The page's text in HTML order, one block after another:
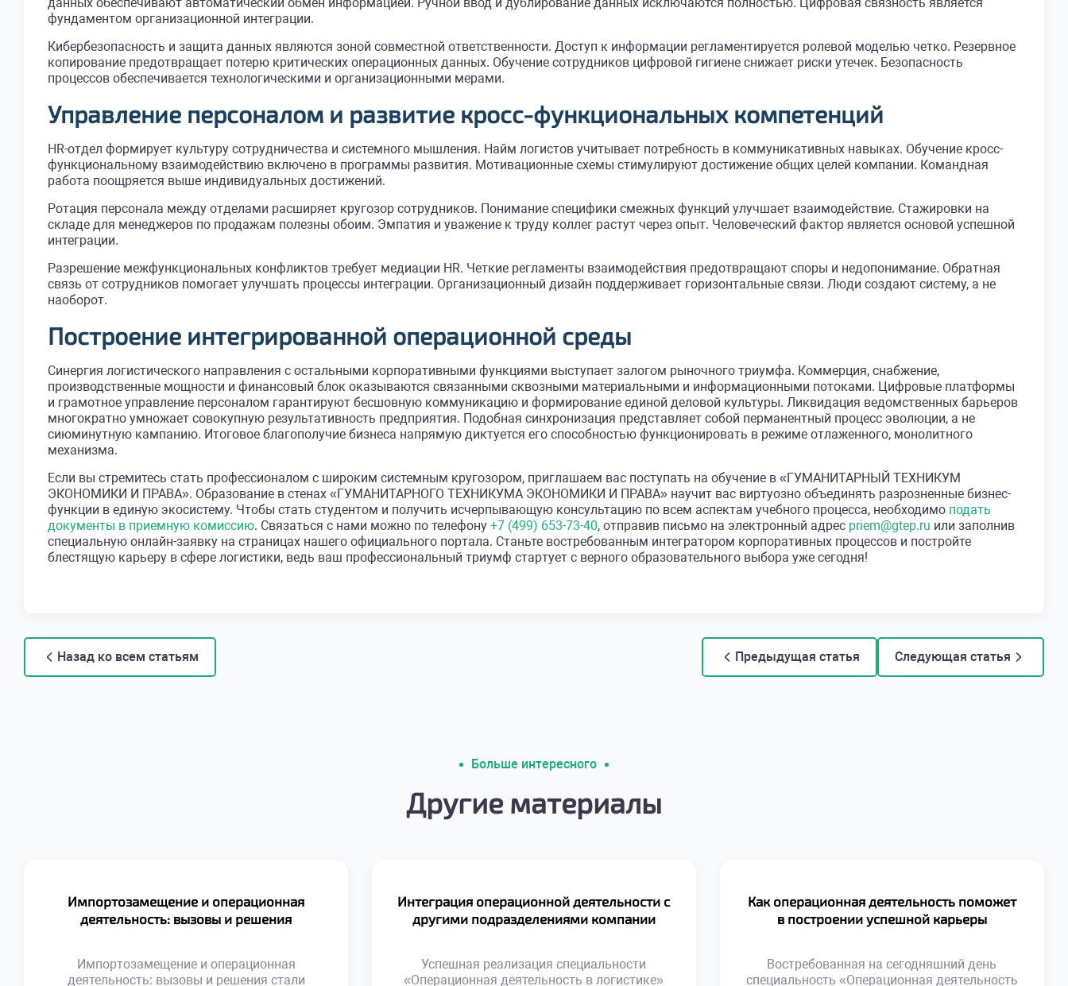
фундаментом организационной интеграции.
Кибербезопасность и защита данных являются зоной совместной ответственности. Доступ к информации регламентируется ролевой моделью четко. Резервное
копирование предотвращает потерю критических операционных данных. Обучение сотрудников цифровой гигиене снижает риски утечек. Безопасность
процессов обеспечивается технологическими и организационными мерами.
Управление персоналом и развитие кросс-функциональных компетенций
HR-отдел формирует культуру сотрудничества и системного мышления. Найм логистов учитывает потребность в коммуникативных навыках. Обучение кросс-
функциональному взаимодействию включено в программы развития. Мотивационные схемы стимулируют достижение общих целей компании. Командная
работа поощряется выше индивидуальных достижений.
Ротация персонала между отделами расширяет кругозор сотрудников. Понимание специфики смежных функций улучшает взаимодействие. Стажировки на
складе для менеджеров по продажам полезны обоим. Эмпатия и уважение к труду коллег растут через опыт. Человеческий фактор является основой успешной
интеграции.
Разрешение межфункциональных конфликтов требует медиации HR. Четкие регламенты взаимодействия предотвращают споры и недопонимание. Обратная
связь от сотрудников помогает улучшать процессы интеграции. Организационный дизайн поддерживает горизонтальные связи. Люди создают систему, а не
наоборот.
Построение интегрированной операционной среды
Синергия логистического направления с остальными корпоративными функциями выступает залогом рыночного триумфа. Коммерция, снабжение,
производственные мощности и финансовый блок оказываются связанными сквозными материальными и информационными потоками. Цифровые платформы
и грамотное управление персоналом гарантируют бесшовную коммуникацию и формирование единой деловой культуры. Ликвидация ведомственных барьеров
многократно умножает совокупную результативность предприятия. Подобная синхронизация представляет собой перманентный процесс эволюции, а не
сиюминутную кампанию. Итоговое благополучие бизнеса напрямую диктуется его способностью функционировать в режиме отлаженного, монолитного
механизма.
Если вы стремитесь стать профессионалом с широким системным кругозором, приглашаем вас поступать на обучение в «ГУМАНИТАРНЫЙ ТЕХНИКУМ
ЭКОНОМИКИ И ПРАВА». Образование в стенах «ГУМАНИТАРНОГО ТЕХНИКУМА ЭКОНОМИКИ И ПРАВА» научит вас виртуозно объединять разрозненные бизнес-
функции в единую экосистему. Чтобы стать студентом и получить исчерпывающую консультацию по всем аспектам учебного процесса, необходимо подать
документы в приемную комиссию. Связаться с нами можно по телефону +7 (499) 653-73-40, отправив письмо на электронный адрес priem@gtep.ru или заполнив
специальную онлайн-заявку на страницах нашего официального портала. Станьте востребованным интегратором корпоративных процессов и постройте
блестящую карьеру в сфере логистики, ведь ваш профессиональный триумф стартует с верного образовательного выбора уже сегодня!
Назад ко всем статьям Предыдущая статья Следующая статья
Больше интересного
Другие материалы
Импортозамещение и операционная
деятельность: вызовы и решения
Импортозамещение и операционная
деятельность: вызовы и решения стали
Интеграция операционной деятельности с
другими подразделениями компании
Успешная реализация специальности
«Операционная деятельность в логистике»
Как операционная деятельность поможет
в построении успешной карьеры
Востребованная на сегодняшний день
специальность «Операционная деятельность